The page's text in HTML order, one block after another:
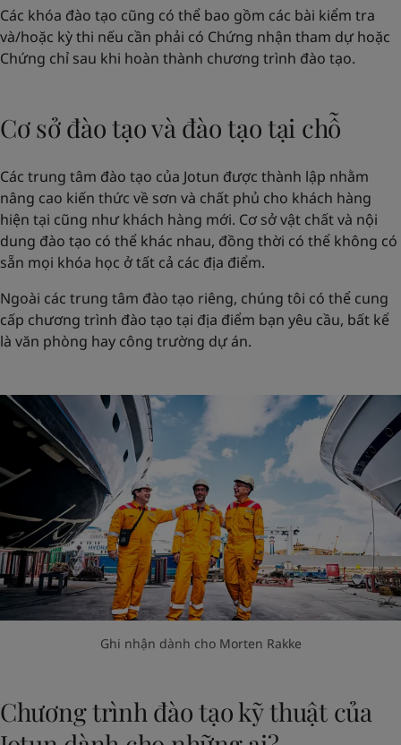
Các khóa đào tạo cũng có thể bao gồm các bài kiểm tra
và/hoặc kỳ thi nếu cần phải có Chứng nhận tham dự hoặc
Chứng chỉ sau khi hoàn thành chương trình đào tạo.
Cơ sở đào tạo và đào tạo tại chỗ
Các trung tâm đào tạo của Jotun được thành lập nhằm
nâng cao kiến thức về sơn và chất phủ cho khách hàng
hiện tại cũng như khách hàng mới. Cơ sở vật chất và nội
dung đào tạo có thể khác nhau, đồng thời có thể không có
sẵn mọi khóa học ở tất cả các địa điểm.
Ngoài các trung tâm đào tạo riêng, chúng tôi có thể cung
cấp chương trình đào tạo tại địa điểm bạn yêu cầu, bất kể
là văn phòng hay công trường dự án.
Ghi nhận dành cho Morten Rakke
Chương trình đào tạo kỹ thuật của